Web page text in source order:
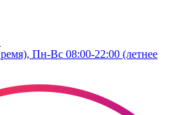
Пн-Вс 08:00-22:00 (летнее